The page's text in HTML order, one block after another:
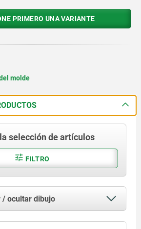
PRIMERO UNA VARIANTE
molde
selección de artículos
FILTRO
/ ocultar dibujo